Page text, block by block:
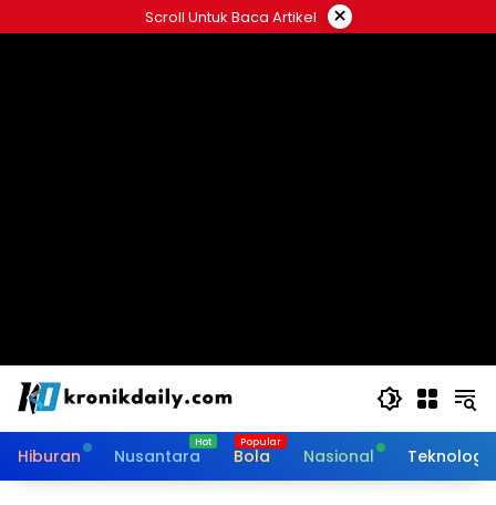
ke
Scroll Untuk Baca Artikel ×
Hiburan Nusantara Bola Nasional Teknologi